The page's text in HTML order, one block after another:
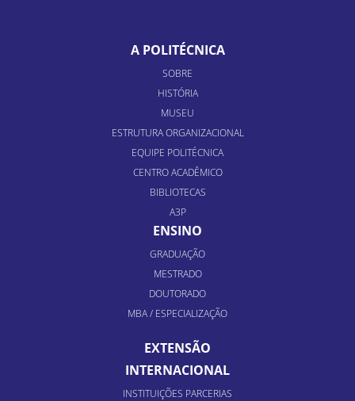
A POLITÉCNICA
SOBRE
HISTÓRIA
MUSEU
ESTRUTURA ORGANIZACIONAL
EQUIPE POLITÉCNICA
CENTRO ACADÊMICO
BIBLIOTECAS
A3P
ENSINO
GRADUAÇÃO
MESTRADO
DOUTORADO
MBA / ESPECIALIZAÇÃO
EXTENSÃO
INTERNACIONAL
INSTITUIÇÕES PARCERIAS